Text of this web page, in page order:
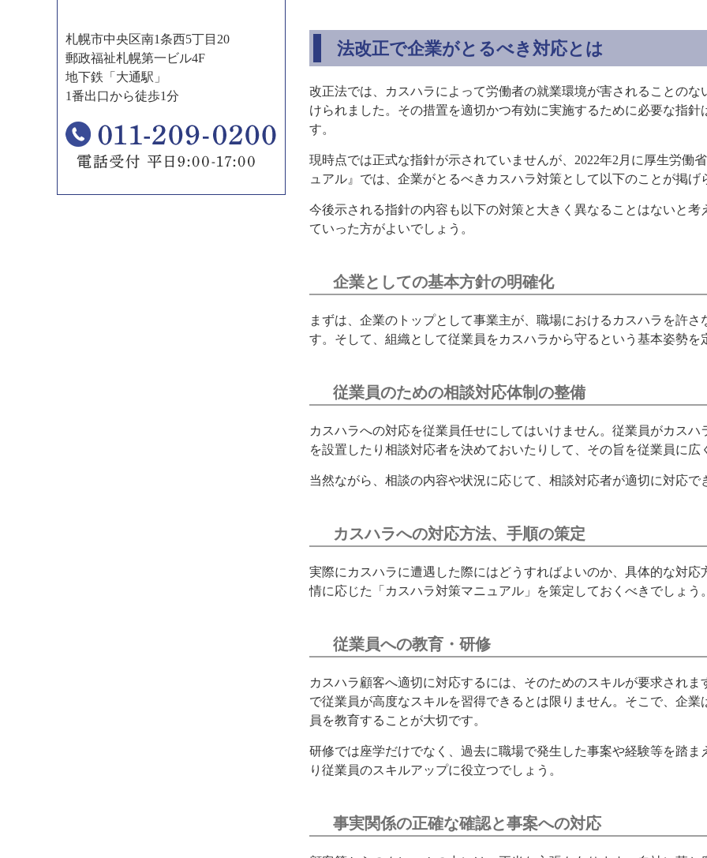
法改正で企業がとるべき対応とは
改正法では、カスハラによって労働者の就業環境が害されることの
けられました。その措置を適切かつ有効に実施するために必要な指
す。
現時点では正式な指針が示されていませんが、2022年2月に厚生労働
ュアル』では、企業がとるべきカスハラ対策として以下のことが掲げ
今後示される指針の内容も以下の対策と大きく異なることはないと
ていった方がよいでしょう。
企業としての基本方針の明確化
まずは、企業のトップとして事業主が、職場におけるカスハラを許
す。そして、組織として従業員をカスハラから守るという基本姿勢を
従業員のための相談対応体制の整備
カスハラへの対応を従業員任せにしてはいけません。従業員がカス
を設置したり相談対応者を決めておいたりして、その旨を従業員に広
当然ながら、相談の内容や状況に応じて、相談対応者が適切に対応で
カスハラへの対応方法、手順の策定
実際にカスハラに遭遇した際にはどうすればよいのか、具体的な対
情に応じた「カスハラ対策マニュアル」を策定しておくべきでしょう。
従業員への教育・研修
カスハラ顧客へ適切に対応するには、そのためのスキルが要求され
で従業員が高度なスキルを習得できるとは限りません。そこで、企
員を教育することが大切です。
研修では座学だけでなく、過去に職場で発生した事案や経験等を踏
り従業員のスキルアップに役立つでしょう。
事実関係の正確な確認と事案への対応
札幌市中央区南1条西5丁目20
郵政福祉札幌第一ビル4F
地下鉄「大通駅」
1番出口から徒歩1分